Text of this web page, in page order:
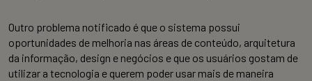
Outro problema notificado é que o sistema possui
oportunidades de melhoria nas áreas de conteúdo, arquitetura
da informação, design e negócios e que os usuários gostam de
utilizar a tecnologia e querem poder usar mais de maneira